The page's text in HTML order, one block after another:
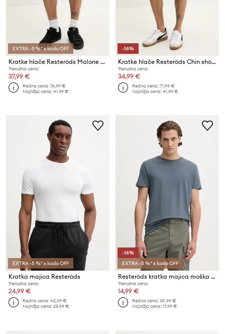
EXTRA -5 %* s kodo OFF
Kratke hlače Resteröds Malone shorts
Trenutna cena:
37,99 €
Redna cena:76,99 €
Najnižja cena:41,99 €
-16%
Kratke hlače Resteröds Chin shorts
Trenutna cena:
34,99 €
Redna cena:71,99 €
Najnižja cena:41,99 €
EXTRA -5 %* s kodo OFF
Kratka majica Resteröds
Trenutna cena:
24,99 €
Redna cena:42,99 €
Najnižja cena:25,99 €
-16%
EXTRA -5 %* s kodo OFF
Resteröds kratka majica moška bombažna Bamboo Tee
Trenutna cena:
14,99 €
Redna cena:30,99 €
Najnižja cena:17,99 €